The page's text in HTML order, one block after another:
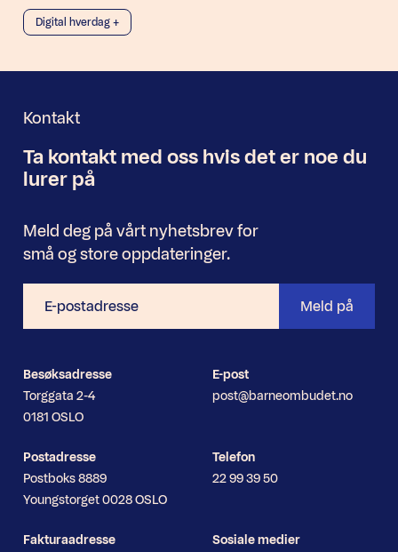
Digital hverdag +
Kontakt
Nyhetsbrev
Ta kontakt med oss hvis det er noe du
lurer på
Meld deg på vårt nyhetsbrev for
små og store oppdateringer.
postadresse
Meld på
Besøksadresse
Torggata 2-4
0181 OSLO
Postadresse
Postboks 8889
Youngstorget 0028 OSLO
Fakturaadresse
E-post
post@barneombudet.no
Telefon
22 99 39 50
Sosiale medier